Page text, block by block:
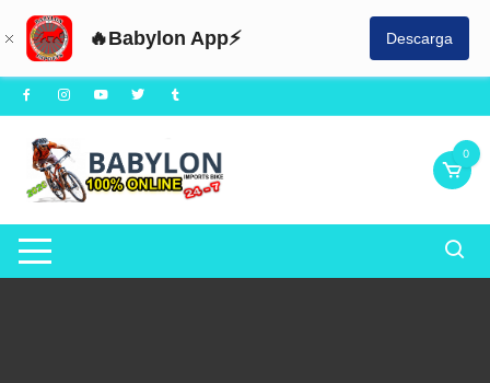
🔥Babylon App⚡ Descarga
Saltar
al
contenido
0